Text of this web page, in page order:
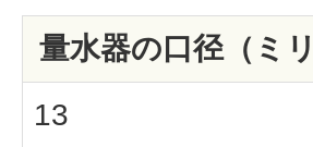
量水器の口径（ミ
13